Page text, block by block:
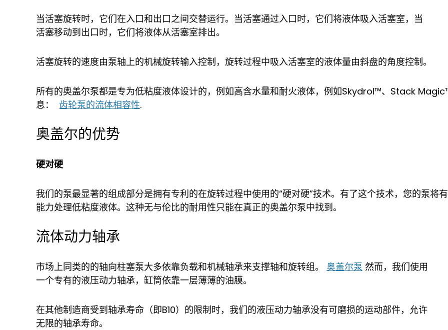
当活塞旋转时，它们在入口和出口之间交替运行。当活塞通过入口时，它们将液体吸入活塞室，当
活塞移动到出口时，它们将液体从活塞室排出。
活塞旋转的速度由泵轴上的机械旋转输入控制，旋转过程中吸入活塞室的液体量由斜盘的角度控制。
所有的奥盖尔泵都是专为低粘度液体设计的，例如高含水量和耐火液体，例如Skydrol™、Stack
息： 齿轮泵的流体相容性.
奥盖尔的优势
硬对硬
我们的泵最显著的组成部分是拥有专利的在旋转过程中使用的“硬对硬”技术。有了这个技术，您的泵将
能力处理低粘度液体。这种无与伦比的耐用性只能在真正的奥盖尔泵中找到。
流体动力轴承
市场上同类的的轴向柱塞泵大多依靠负载和机械轴承来支撑轴和旋转组。 奥盖尔泵 然而，我们使用
一个专有的液压动力轴承，缸筒依靠一层薄薄的油膜。
在其他制造商受到轴承寿命（即B10）的限制时，我们的液压动力轴承没有可磨损的运动部件，允许
无限的轴承寿命。